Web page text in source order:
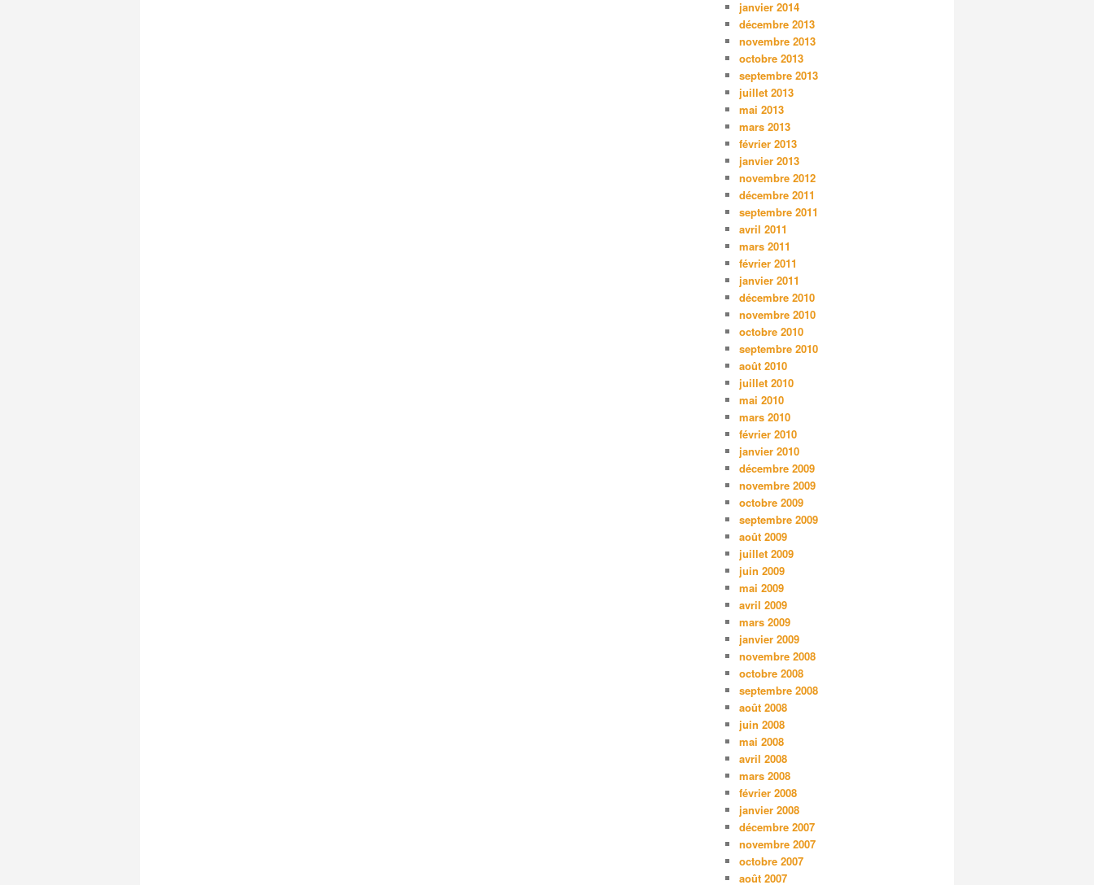
janvier 2014
décembre 2013
novembre 2013
octobre 2013
septembre 2013
juillet 2013
mai 2013
mars 2013
février 2013
janvier 2013
novembre 2012
décembre 2011
septembre 2011
avril 2011
mars 2011
février 2011
janvier 2011
décembre 2010
novembre 2010
octobre 2010
septembre 2010
août 2010
juillet 2010
mai 2010
mars 2010
février 2010
janvier 2010
décembre 2009
novembre 2009
octobre 2009
septembre 2009
août 2009
juillet 2009
juin 2009
mai 2009
avril 2009
mars 2009
janvier 2009
novembre 2008
octobre 2008
septembre 2008
août 2008
juin 2008
mai 2008
avril 2008
mars 2008
février 2008
janvier 2008
décembre 2007
novembre 2007
octobre 2007
août 2007